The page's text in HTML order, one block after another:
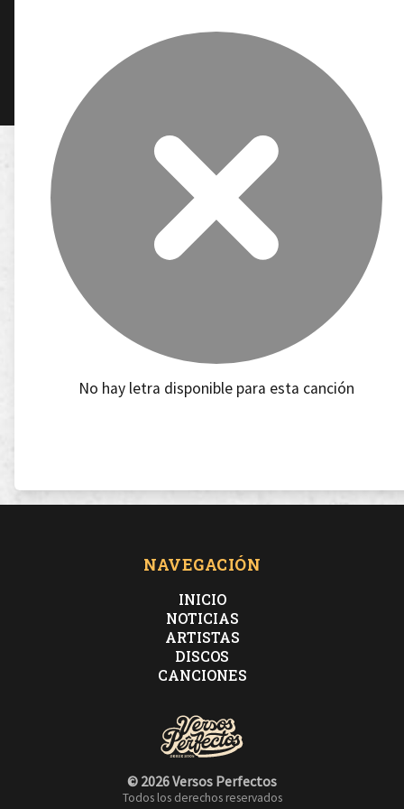
No hay letra disponible para esta canción
NAVEGACIÓN
INICIO
NOTICIAS
ARTISTAS
DISCOS
CANCIONES
© 2026 Versos Perfectos
Todos los derechos reservados